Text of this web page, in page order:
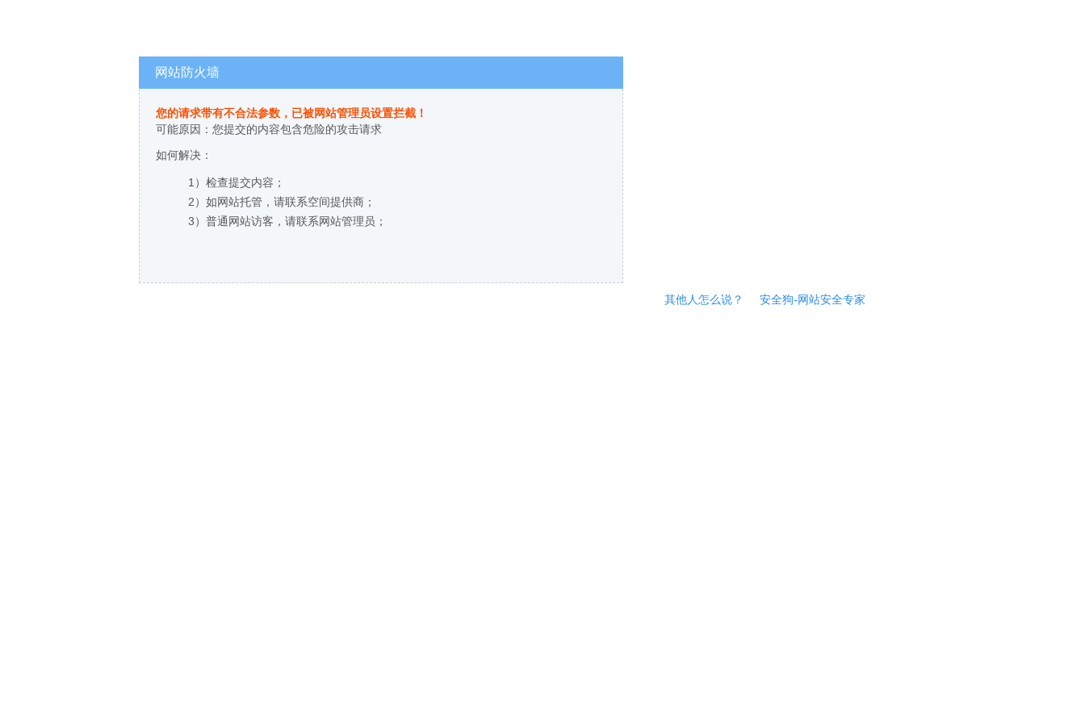
网站防火墙
您的请求带有不合法参数，已被网站管理员设置拦截！
可能原因：您提交的内容包含危险的攻击请求
如何解决：
1）检查提交内容；
2）如网站托管，请联系空间提供商；
3）普通网站访客，请联系网站管理员；
其他人怎么说？ 安全狗-网站安全专家